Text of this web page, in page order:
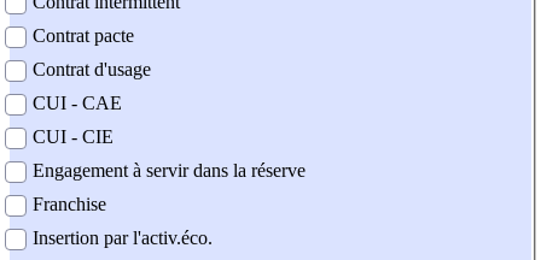
Contrat pacte
Contrat d'usage
CUI - CAE
CUI - CIE
Engagement à servir dans la réserve
Franchise
Insertion par l'activ.éco.